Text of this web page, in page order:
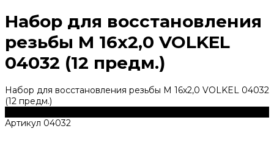
Набор для восстановления
резьбы M 16х2,0 VOLKEL
04032 (12 предм.)
Набор для восстановления резьбы M 16х2,0 VOLKEL 04032
(12 предм.)
Артикул 04032